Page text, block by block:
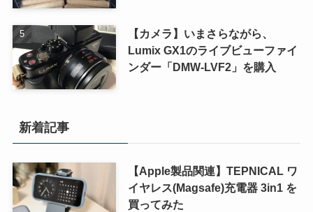
【カメラ】いまさらながら、
Lumix GX1のライブビューファイ
ンダー「DMW-LVF2」を購入
新着記事
【Apple製品関連】TEPNICAL ワ
イヤレス(Magsafe)充電器 3in1 を
買ってみた